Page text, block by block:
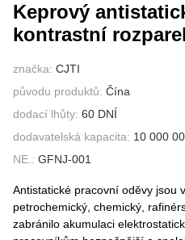
Keprový
kontrastní
značka: CJTI
původu produktů: Čína
dodací lhůty: 60 DNÍ
dodavatelská kapacita: 10 000
NE.: GFNJ-001
Antistatické pracovní oděvy jsou
petrochemický, chemický,
zabránilo akumulaci